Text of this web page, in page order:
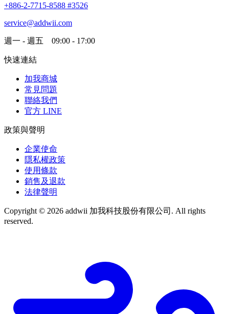
+886-2-7715-8588 #3526
service@addwii.com
週一 - 週五 09:00 - 17:00
快速連結
加我商城
常見問題
聯絡我們
官方 LINE
政策與聲明
企業使命
隱私權政策
使用條款
銷售及退款
法律聲明
Copyright © 2026 addwii 加我科技股份有限公司. All rights
reserved.